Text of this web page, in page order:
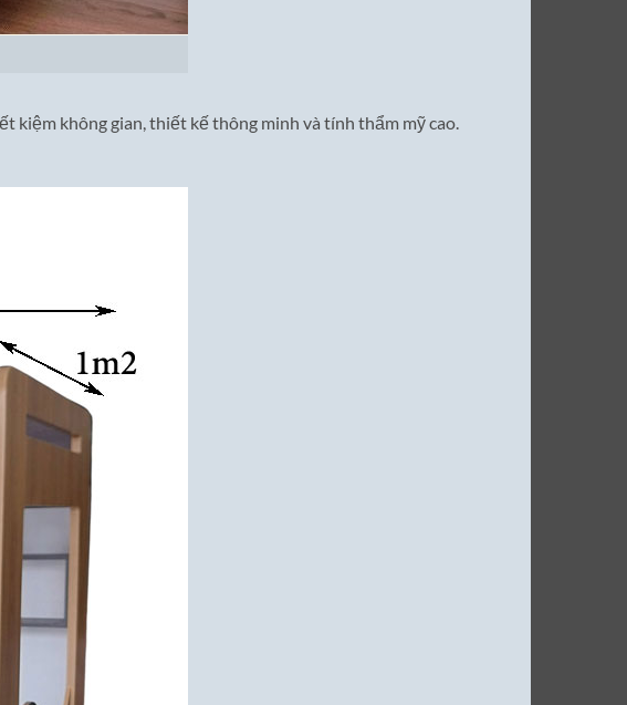
kiệm không gian, thiết kế thông minh và tính thẩm mỹ cao.